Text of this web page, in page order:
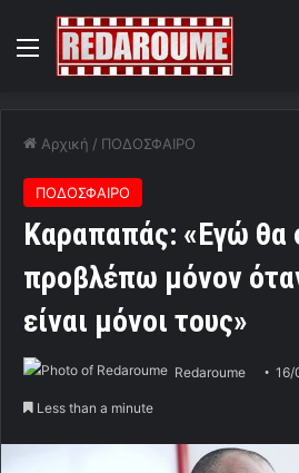
Menu
Αρχική / ΠΟΔΟΣΦΑΙΡΟ
ΠΟΔΟΣΦΑΙΡΟ
Kαραπαπάς: «Εγώ θα
προβλέπω μόνον
είναι μόνοι τους»
Redaroume 16/
Less than a minute